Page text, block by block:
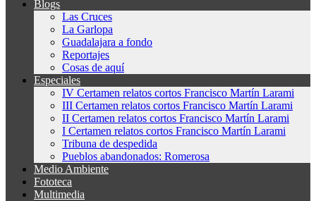
Blogs
Las Cruces
La Garlopa
Guadalajara a fondo
Reportajes
Cosas de aquí
Especiales
IV Certamen relatos cortos Francisco Martín Larami
III Certamen relatos cortos Francisco Martín Larami
II Certamen relatos cortos Francisco Martín Larami
I Certamen relatos cortos Francisco Martín Larami
Tribuna de despedida
Pueblos abandonados: Romerosa
Medio Ambiente
Fototeca
Multimedia